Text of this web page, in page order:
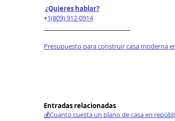
¿Quieres hablar?
+1(809) 912-0914
Presupuesto para construir casa moderna
Entradas relacionadas
💰Cuanto cuesta un plano de casa en